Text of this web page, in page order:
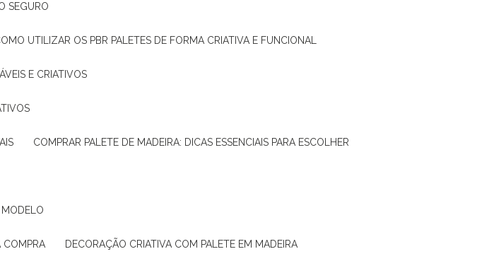
SEGURO
COMO UTILIZAR OS PBR PALETES DE FORMA CRIATIVA E FUNCIONAL
E CRIATIVOS
COMPRAR PALETE DE MADEIRA: DICAS ESSENCIAIS PARA ESCOLHER
MODELO
COMPRA DECORAÇÃO CRIATIVA COM PALETE EM MADEIRA